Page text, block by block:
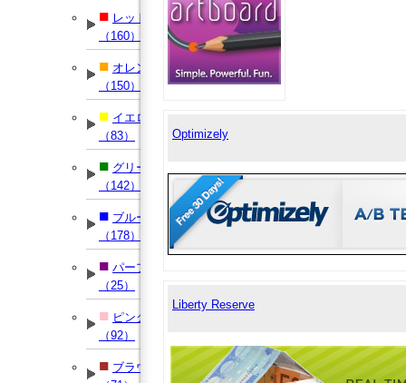
■ レッド
（160）
■ オレンジ
（150）
■ イエロー
（83）
■ グリーン
（142）
■ ブルー
（178）
■ パープル
（25）
■ ピンク
（92）
■ ブラウン
Optimizely
Liberty Reserve